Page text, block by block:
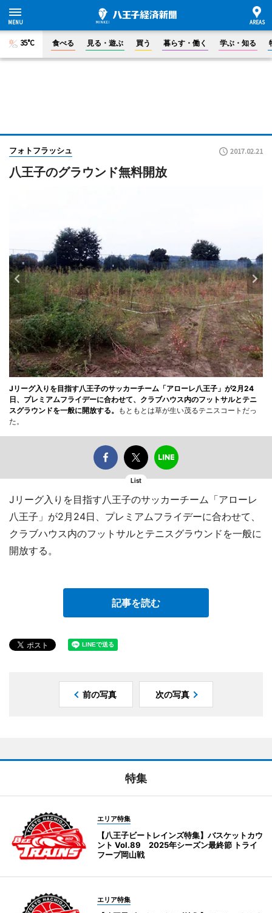
35°C 食べる 見る・遊ぶ 買う 暮らす・働く 学ぶ・知る
フォトフラッシュ 2017.02.21
八王子のグラウンド無料開放
Jリーグ入りを目指す八王子のサッカーチーム「アローレ八王子」が2月24
日、プレミアムフライデーに合わせて、クラブハウス内のフットサルとテニ
スグラウンドを一般に開放する。
もともとは草が生い茂るテニスコートだっ
た。
List
Jリーグ入りを目指す八王子のサッカーチーム「アローレ
八王子」が2月24日、プレミアムフライデーに合わせて、
クラブハウス内のフットサルとテニスグラウンドを一般に
開放する。
記事を読む
前の写真 次の写真
特集
エリア特集
【八王子ビートレインズ特集】バスケットカウ
ント Vol.89 2025年シーズン最終節 トライ
フープ岡山戦
エリア特集